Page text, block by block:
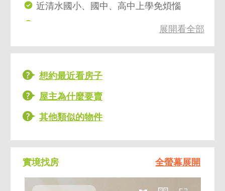
近清水國小、國中、高中上學免煩惱
未來看守所遷移、公園綠地面積大
近土城長庚醫院、日月光影城
展開看全部
想約最近看房子
屋主為什麼要賣
其他類似的物件
實境找房 全螢幕展開